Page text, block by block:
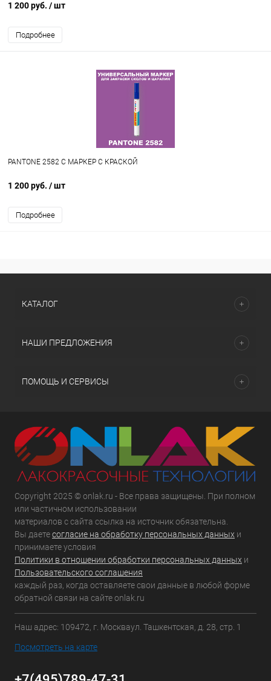
1 200 руб. / шт
Подробнее
PANTONE 2582 C МАРКЕР С КРАСКОЙ
1 200 руб. / шт
Подробнее
КАТАЛОГ
НАШИ ПРЕДЛОЖЕНИЯ
ПОМОЩЬ И СЕРВИСЫ
Copyright 2025 © onlak.ru - Все права защищены. При полном
или частичном использовании
материалов с сайта ссылка на источник обязательна.
Вы даетесогласие на обработку персональных данных и
принимаете условия
Политики в отношении обработки персональных данных и
Пользовательского соглашения
каждый раз, когда оставляете свои данные в любой форме
обратной связи на сайте onlak.ru
Наш адрес: 109472, г. Москваул. Ташкентская, д. 28, стр. 1
Посмотреть на карте